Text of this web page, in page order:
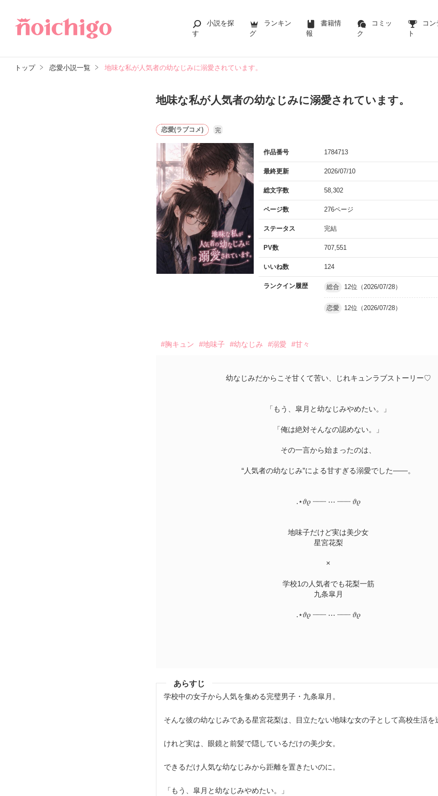
小説を探
す
ランキン
グ
書籍情
報
コミッ
ク
コン
ト
トップ 恋愛小説一覧 地味な私が人気者の幼なじみに溺愛されています。
地味な私が人気者の幼なじみに溺愛されています。
恋愛(ラブコメ) 完
作品番号 1784713
最終更新 2026/07/10
総文字数 58,302
ページ数 276ページ
ステータス 完結
PV数 707,551
いいね数 124
ランクイン履歴 総合 12位（2026/07/28）
恋愛 12位（2026/07/28）
#胸キュン #地味子 #幼なじみ #溺愛 #甘々
幼なじみだからこそ甘くて苦い、じれキュンラブストーリー♡
「もう、皐月と幼なじみやめたい。」
「俺は絶対そんなの認めない。」
その一言から始まったのは、
“人気者の幼なじみ”による甘すぎる溺愛でした――。
.⋆𝜗𝜚 ┈┈┈ ⋯ ┈┈┈ 𝜗𝜚
地味子だけど実は美少女
星宮花梨
×
学校1の人気者でも花梨一筋
九条皐月
.⋆𝜗𝜚 ┈┈┈ ⋯ ┈┈┈ 𝜗𝜚
あらすじ
学校中の女子から人気を集める完璧男子・九条皐月。
そんな彼の幼なじみである星宮花梨は、目立たない地味な女の子として高校生活を
けれど実は、眼鏡と前髪で隠しているだけの美少女。
できるだけ人気な幼なじみから距離を置きたいのに。
「もう、皐月と幼なじみやめたい。」